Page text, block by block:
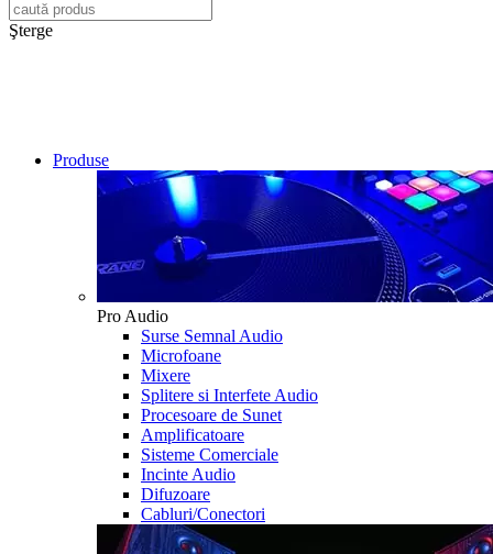
Şterge
Produse
Pro Audio
Surse Semnal Audio
Microfoane
Mixere
Splitere si Interfete Audio
Procesoare de Sunet
Amplificatoare
Sisteme Comerciale
Incinte Audio
Difuzoare
Cabluri/Conectori